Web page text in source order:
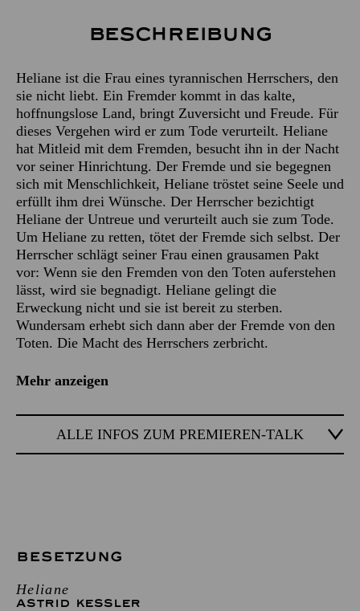
Beschreibung
Heliane ist die Frau eines tyrannischen Herrschers, den
sie nicht liebt. Ein Fremder kommt in das kalte,
hoffnungslose Land, bringt Zuversicht und Freude. Für
dieses Vergehen wird er zum Tode verurteilt. Heliane
hat Mitleid mit dem Fremden, besucht ihn in der Nacht
vor seiner Hinrichtung. Der Fremde und sie begegnen
sich mit Menschlichkeit, Heliane tröstet seine Seele und
erfüllt ihm drei Wünsche. Der Herrscher bezichtigt
Heliane der Untreue und verurteilt auch sie zum Tode.
Um Heliane zu retten, tötet der Fremde sich selbst. Der
Herrscher schlägt seiner Frau einen grausamen Pakt
vor: Wenn sie den Fremden von den Toten auferstehen
lässt, wird sie begnadigt. Heliane gelingt die
Erweckung nicht und sie ist bereit zu sterben.
Wundersam erhebt sich dann aber der Fremde von den
Toten. Die Macht des Herrschers zerbricht.
Mehr anzeigen
ALLE INFOS ZUM PREMIEREN-TALK
BESETZUNG
Heliane
ASTRID KESSLER